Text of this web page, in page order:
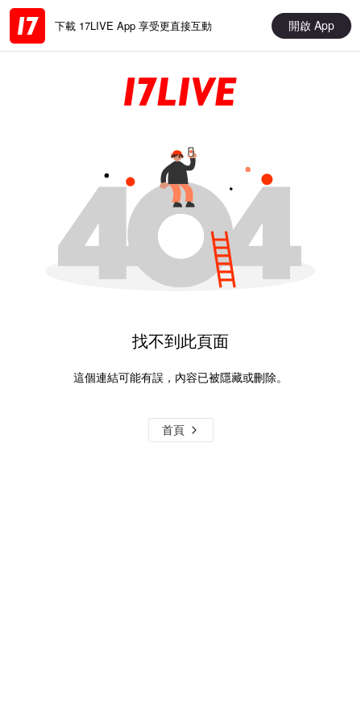
下載 17LIVE App 享受更直接互動 開啟 App
找不到此頁面
這個連結可能有誤，內容已被隱藏或刪除。
首頁